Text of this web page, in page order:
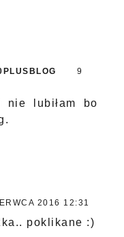
9
nie lubiłam bo
2016 12:31
poklikane :)